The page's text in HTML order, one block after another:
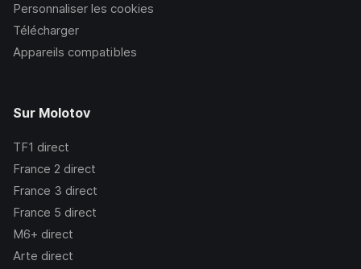
Personnaliser les cookies
Télécharger
Appareils compatibles
Sur Molotov
TF1 direct
France 2 direct
France 3 direct
France 5 direct
M6+ direct
Arte direct